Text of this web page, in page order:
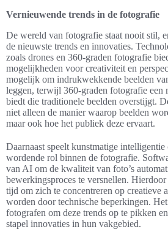
Vernieuwende trends in de fotografie
De wereld van fotografie staat nooit stil,
de nieuwste trends en innovaties.
zoals drones en 360-graden fotografie
mogelijkheden voor creativiteit en
mogelijk om indrukwekkende beelden
leggen, terwijl 360-graden fotografie een
biedt die traditionele beelden overstijgt.
niet alleen de manier waarop beelden
maar ook hoe het publiek deze ervaart.
Daarnaast speelt kunstmatige intelligentie
wordende rol binnen de fotografie.
van AI om de kwaliteit van foto’s
bewerkingsproces te versnellen.
tijd om zich te concentreren op creatieve
worden door technische beperkingen.
fotografen om deze trends op te pikken
stapel innovaties in hun vakgebied.